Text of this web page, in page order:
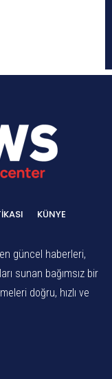
KÜNYE
güncel haberleri,
sunan bağımsız bir
doğru, hızlı ve